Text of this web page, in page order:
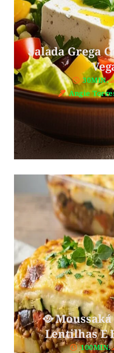
Salada Grega
30MIN.
Angie
🥘
Lentilhas E
100MIN.